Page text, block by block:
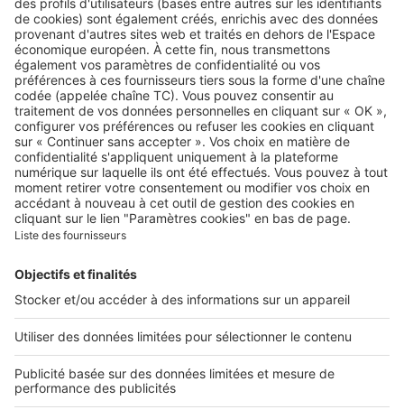
Retrouvez-nous sur …
A propos
Qui sommes-nous ?
Contacter le service client
Nous rejoindre
Presse
Nos applications
Découvrez nos applications